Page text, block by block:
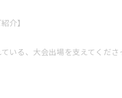
介】
いる、大会出場を支えてくださ